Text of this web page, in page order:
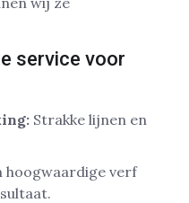
service voor
Strakke lijnen en
hoogwaardige verf